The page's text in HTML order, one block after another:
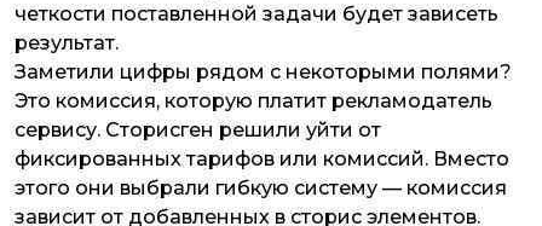
четкости поставленной задачи будет зависеть
результат.
Заметили цифры рядом с некоторыми полями?
Это комиссия, которую платит рекламодатель
сервису. Сторисген решили уйти от
фиксированных тарифов или комиссий. Вместо
этого они выбрали гибкую систему — комиссия
зависит от добавленных в сторис элементов.